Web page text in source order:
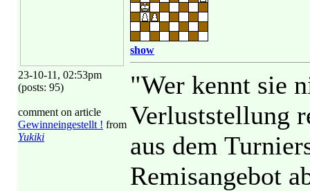
23-10-11, 02:53pm
(posts: 95)
comment on article
Gewinneingestellt ! from
Yukiki
show
"Wer kennt sie
Verluststellung
aus dem
Remisangebot